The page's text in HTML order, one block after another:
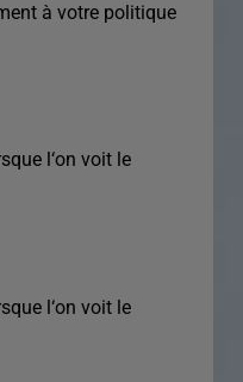
à votre politique
l‘on voit le
l‘on voit le